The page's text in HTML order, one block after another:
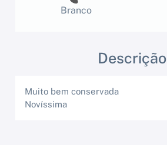
Branco
Descrição
Muito bem conservada
Novíssima